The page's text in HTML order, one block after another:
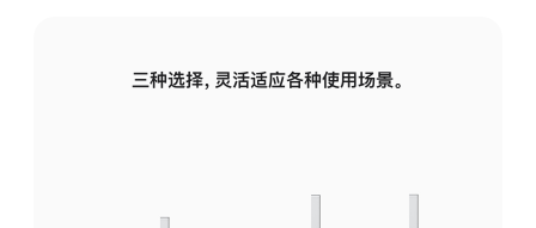
三种选择，灵活适应各种使用场景。